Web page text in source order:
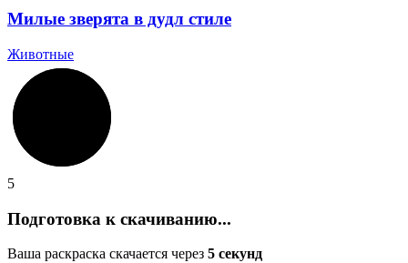
Милые зверята в дудл стиле
Животные
5
Подготовка к скачиванию...
Ваша раскраска скачается через 5 секунд